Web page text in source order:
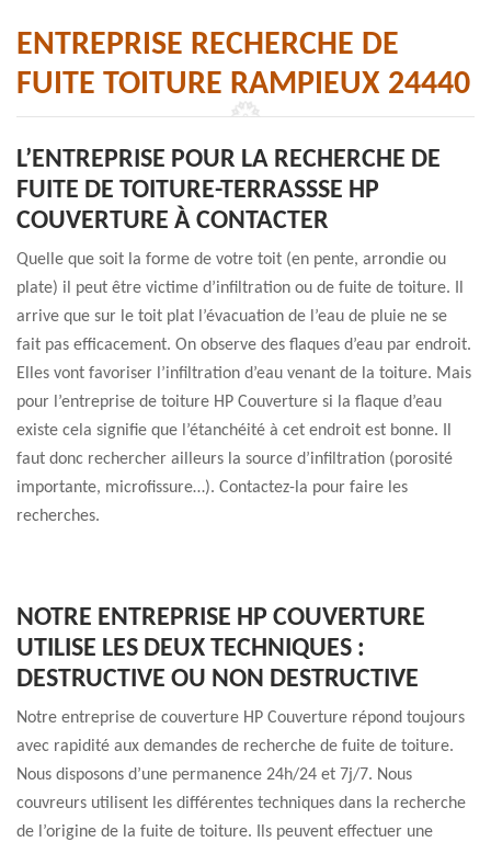
ENTREPRISE RECHERCHE DE
FUITE TOITURE RAMPIEUX 24440
L’ENTREPRISE POUR LA RECHERCHE DE
FUITE DE TOITURE-TERRASSSE HP
COUVERTURE À CONTACTER
Quelle que soit la forme de votre toit (en pente, arrondie ou
plate) il peut être victime d’infiltration ou de fuite de toiture. Il
arrive que sur le toit plat l’évacuation de l’eau de pluie ne se
fait pas efficacement. On observe des flaques d’eau par endroit.
Elles vont favoriser l’infiltration d’eau venant de la toiture. Mais
pour l’entreprise de toiture HP Couverture si la flaque d’eau
existe cela signifie que l’étanchéité à cet endroit est bonne. Il
faut donc rechercher ailleurs la source d’infiltration (porosité
importante, microfissure…). Contactez-la pour faire les
recherches.
NOTRE ENTREPRISE HP COUVERTURE
UTILISE LES DEUX TECHNIQUES :
DESTRUCTIVE OU NON DESTRUCTIVE
Notre entreprise de couverture HP Couverture répond toujours
avec rapidité aux demandes de recherche de fuite de toiture.
Nous disposons d’une permanence 24h/24 et 7j/7. Nous
couvreurs utilisent les différentes techniques dans la recherche
de l’origine de la fuite de toiture. Ils peuvent effectuer une